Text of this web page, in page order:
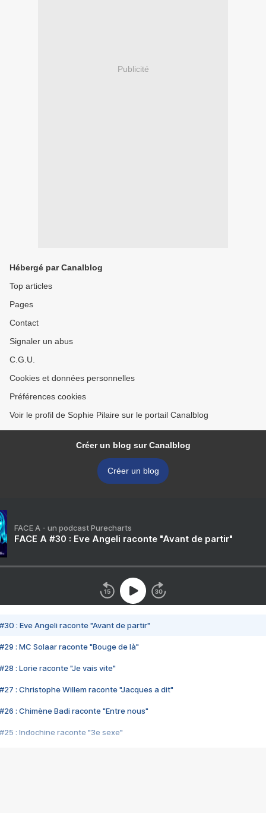
Publicité
Hébergé par Canalblog
Top articles
Pages
Contact
Signaler un abus
C.G.U.
Cookies et données personnelles
Préférences cookies
Voir le profil de Sophie Pilaire sur le portail Canalblog
Créer un blog sur Canalblog
Créer un blog
FACE A - un podcast Purecharts
FACE A #30 : Eve Angeli raconte "Avant de partir"
#30 : Eve Angeli raconte "Avant de partir"
#29 : MC Solaar raconte "Bouge de là"
#28 : Lorie raconte "Je vais vite"
#27 : Christophe Willem raconte "Jacques a dit"
#26 : Chimène Badi raconte "Entre nous"
#25 : Indochine raconte "3e sexe"